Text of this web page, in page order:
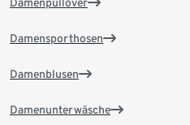
Damenpullover
Damensporthosen
Damenblusen
Damenunterwäsche